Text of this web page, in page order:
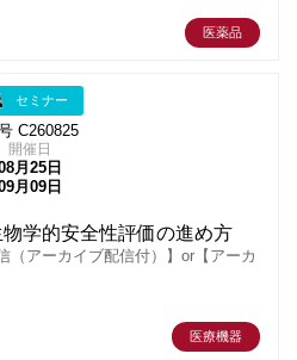
医薬品
セミナー
C260825
開催日
月25日
月09日
学的安全性評価の進め方
（アーカイブ配信付）】or【アーカ
医療機器